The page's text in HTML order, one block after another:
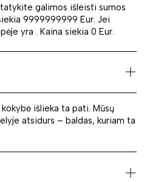
galimos išleisti sumos
9999999999 Eur. Jei
yra . Kaina siekia 0 Eur.
išlieka ta pati. Mūsų
atsidurs – baldas, kuriam ta